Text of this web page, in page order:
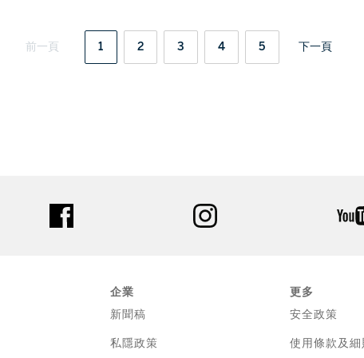
前一頁 1 2 3 4 5 下一頁
instagram
企業
新聞稿
私隱政策
更多
安全政策
使用條款及細